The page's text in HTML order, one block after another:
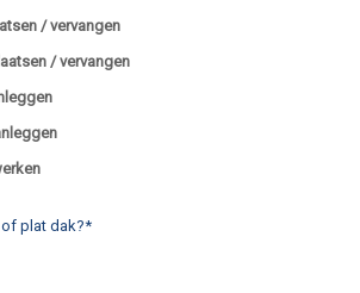
/ vervangen
/ vervangen
of plat dak?*